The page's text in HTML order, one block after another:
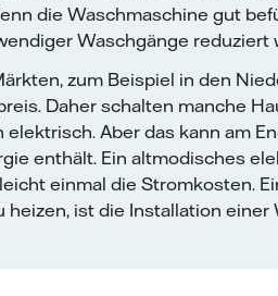
die Waschmaschine gut
Waschgänge reduziert
zum Beispiel in den
Daher schalten manche
Aber das kann am
enthält. Ein altmodisches
einmal die Stromkosten.
heizen, ist die Installation einer